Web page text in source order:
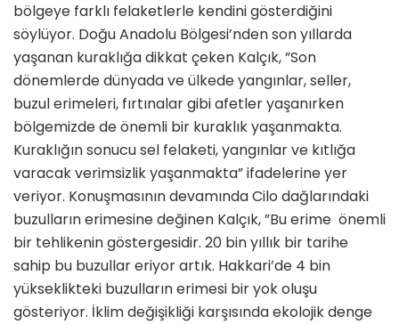
bölgeye farklı felaketlerle kendini gösterdiğini
söylüyor. Doğu Anadolu Bölgesi’nden son yıllarda
yaşanan kuraklığa dikkat çeken Kalçık, ”Son
dönemlerde dünyada ve ülkede yangınlar, seller,
buzul erimeleri, fırtınalar gibi afetler yaşanırken
bölgemizde de önemli bir kuraklık yaşanmakta.
Kuraklığın sonucu sel felaketi, yangınlar ve kıtlığa
varacak verimsizlik yaşanmakta” ifadelerine yer
veriyor. Konuşmasının devamında Cilo dağlarındaki
buzulların erimesine değinen Kalçık, ”Bu erime önemli
bir tehlikenin göstergesidir. 20 bin yıllık bir tarihe
sahip bu buzullar eriyor artık. Hakkari’de 4 bin
yükseklikteki buzulların erimesi bir yok oluşu
gösteriyor. İklim değişikliği karşısında ekolojik denge